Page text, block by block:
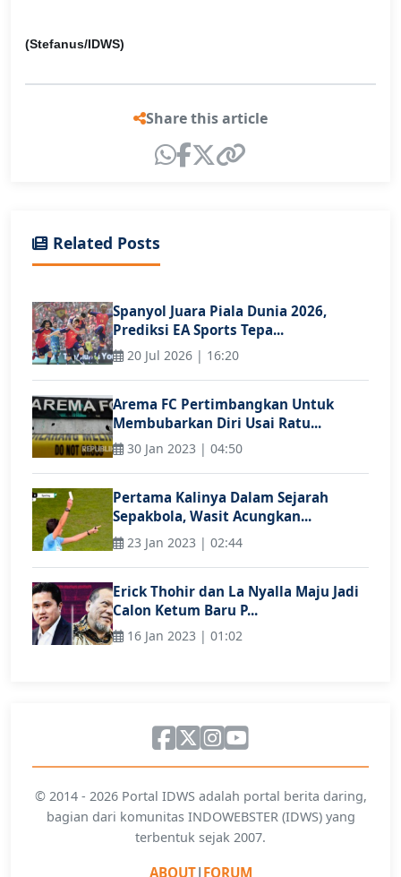
(Stefanus/IDWS)
Share this article
Related Posts
Spanyol Juara Piala Dunia 2026,
Prediksi EA Sports Tepa...
20 Jul 2026 | 16:20
Arema FC Pertimbangkan Untuk
Membubarkan Diri Usai Ratu...
30 Jan 2023 | 04:50
Pertama Kalinya Dalam Sejarah
Sepakbola, Wasit Acungkan...
23 Jan 2023 | 02:44
Erick Thohir dan La Nyalla Maju Jadi
Calon Ketum Baru P...
16 Jan 2023 | 01:02
© 2014 - 2026 Portal IDWS adalah portal berita daring,
bagian dari komunitas INDOWEBSTER (IDWS) yang
terbentuk sejak 2007.
ABOUT| FORUM